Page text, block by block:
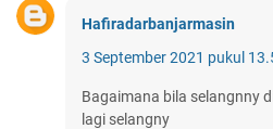
Hafiradarbanjarmasin
3 September 2021 pukul
Bagaimana bila selangnny
lagi selangny